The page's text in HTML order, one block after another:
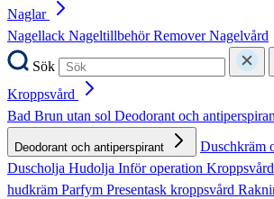
Naglar
Nagellack NageltillbehörRemoverNagelvård
Sök
Kroppsvård
Bad Brun utan sol Deodorant och
Deodorant och antiperspirant
Duschkräm
Duscholja Hudolja Inför operation
hudkräm Parfym Presentask kroppsvård